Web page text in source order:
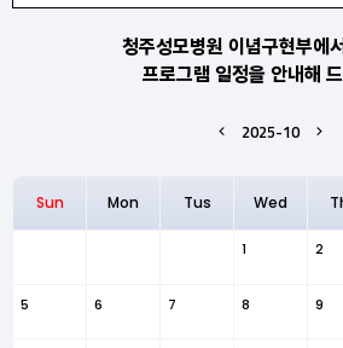
청주성모병원 이념구현부에
프로그램 일정을 안내해
2025-10
Sun Mon Tus Wed
1 2
5 6 7 8 9